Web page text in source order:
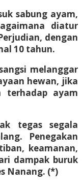
sabung ayam,
diatur
dengan
10 tahun.
melanggar
hewan, jika
terhadap ayam
tegas segala
Penegakan
keamanan,
dampak buruk
Nanang. (*)